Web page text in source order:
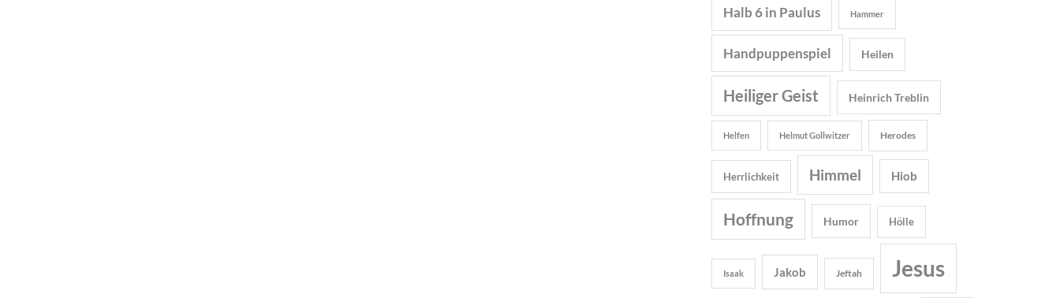
Halb 6 in Paulus Hammer
Handpuppenspiel Heilen
Heiliger Geist Heinrich Treblin
Helfen Helmut Gollwitzer Herodes
Herrlichkeit Himmel Hiob
Hoffnung Humor Hölle
Isaak Jakob Jeftah Jesus